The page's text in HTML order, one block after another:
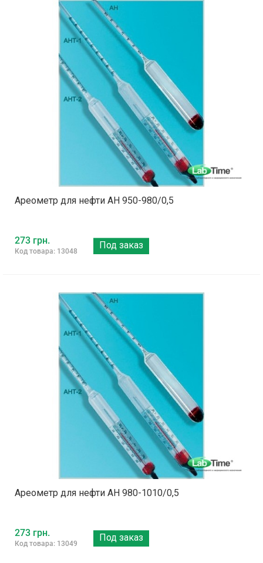
Ареометр для нефти АН 950-980/0,5
273 грн.
Код товара: 13048
Под заказ
Ареометр для нефти АН 980-1010/0,5
273 грн.
Код товара: 13049
Под заказ